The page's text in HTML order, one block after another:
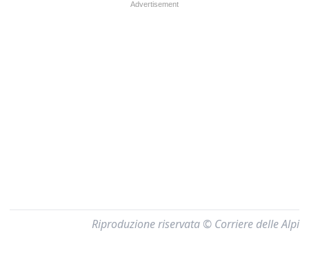
Riproduzione riservata © Corriere delle Alpi